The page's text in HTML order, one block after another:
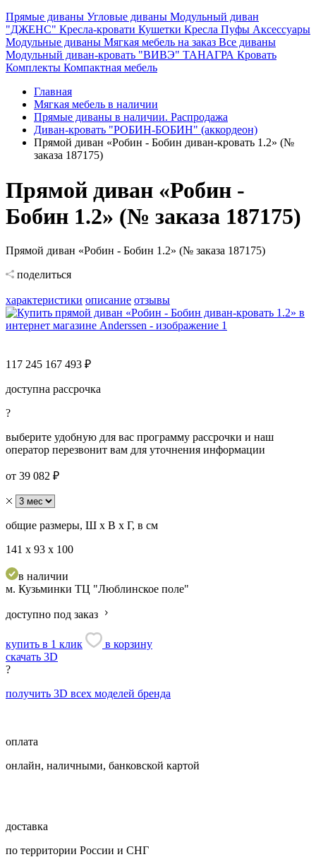
Прямые диваны Угловые диваны Модульный диван
"ДЖЕНС" Кресла-кровати Кушетки Кресла Пуфы Аксессуары
Модульные диваны Мягкая мебель на заказ Все диваны
Модульный диван-кровать "ВИВЭ" ТАНАГРА Кровать
Комплекты Компактная мебель
Главная
Мягкая мебель в наличии
Прямые диваны в наличии. Распродажа
Диван-кровать "РОБИН-БОБИН" (аккордеон)
Прямой диван «Робин - Бобин диван-кровать 1.2» (№
заказа 187175)
Прямой диван «Робин -
Бобин 1.2» (№ заказа 187175)
Прямой диван «Робин - Бобин 1.2» (№ заказа 187175)
поделиться
характеристики описание отзывы
117 245 167 493 ₽
доступна рассрочка
?
выберите удобную для вас программу рассрочки и наш
оператор перезвонит вам для уточнения информации
от 39 082 ₽
общие размеры, Ш х В х Г, в см
141 х 93 х 100
в наличии
м. Кузьминки ТЦ "Люблинское поле"
доступно под заказ
купить в 1 клик
в корзину
скачать 3D
?
получить 3D всех моделей бренда
оплата
онлайн, наличными, банковской картой
доставка
по территории России и СНГ